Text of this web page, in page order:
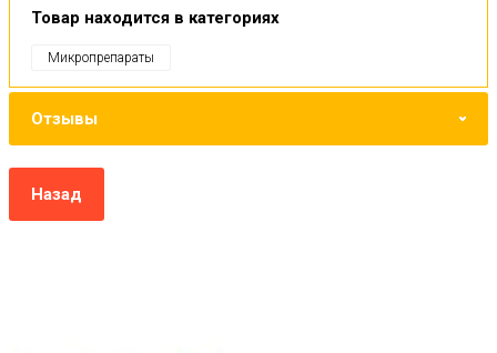
Товар находится в категориях
Микропрепараты
Отзывы
Назад